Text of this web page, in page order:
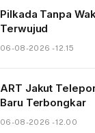
Pilkada Tanpa
Terwujud
06-08-2026 - 12.15
ART Jakut
Baru Terbongkar
06-08-2026 - 12.00